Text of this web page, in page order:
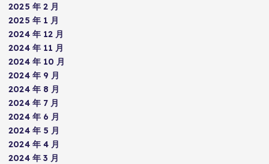
2025 年 2 月
2025 年 1 月
2024 年 12 月
2024 年 11 月
2024 年 10 月
2024 年 9 月
2024 年 8 月
2024 年 7 月
2024 年 6 月
2024 年 5 月
2024 年 4 月
2024 年 3 月